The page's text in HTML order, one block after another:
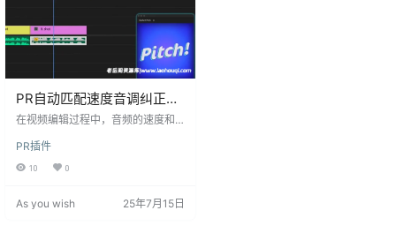
PR自动匹配速度音调纠正音
频处理插件：Aescripts
在视频编辑过程中，音频的速度和
高的任务。Aescripts Perfect Pitch
v1.0.0是一款专为Premiere Pro设计
的同时不改变音调，从而简化了音
PR插件
10 0
As you wish 25年7月15日